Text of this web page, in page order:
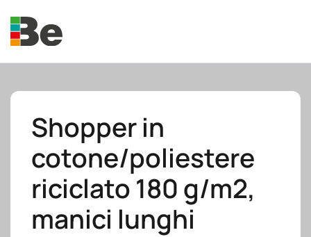
Skip to main content
Shopper in
cotone/poliestere
riciclato 180 g/m2,
manici lunghi